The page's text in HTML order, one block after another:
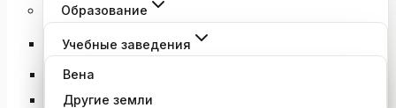
Образование
Учебные заведения
Вена
Другие земли